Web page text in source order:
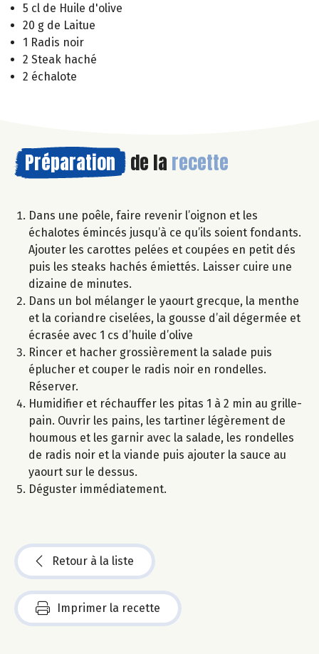
5 cl de Huile d'olive
20 g de Laitue
1 Radis noir
2 Steak haché
2 échalote
Préparation de la recette
Dans une poêle, faire revenir l’oignon et les
échalotes émincés jusqu’à ce qu’ils soient fondants.
Ajouter les carottes pelées et coupées en petit dés
puis les steaks hachés émiettés. Laisser cuire une
dizaine de minutes.
Dans un bol mélanger le yaourt grecque, la menthe
et la coriandre ciselées, la gousse d’ail dégermée et
écrasée avec 1 cs d’huile d’olive
Rincer et hacher grossièrement la salade puis
éplucher et couper le radis noir en rondelles.
Réserver.
Humidifier et réchauffer les pitas 1 à 2 min au grille-
pain. Ouvrir les pains, les tartiner légèrement de
houmous et les garnir avec la salade, les rondelles
de radis noir et la viande puis ajouter la sauce au
yaourt sur le dessus.
Déguster immédiatement.
Retour à la liste
Imprimer la recette